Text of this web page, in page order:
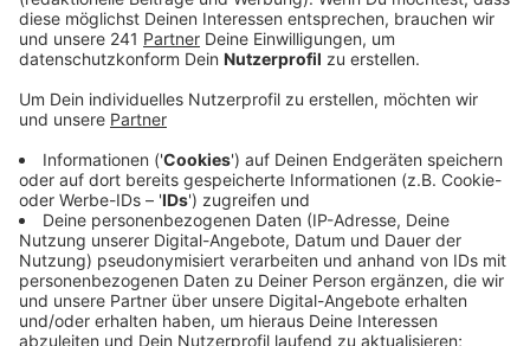
Staatsanwaltschaft hat sich der
Gesundheitszustand des Beschuldigten nun aber
Veröffentlicht:Freitag, 25.03.2022 14:34
Anzeige
Der Lindlarer ist wieder ansprechbar, und so wurde ihm
am Donnerstag im Krankenhaus der Haftbefehl
verkündet. Der 63-Jährige soll seine gleichaltrige